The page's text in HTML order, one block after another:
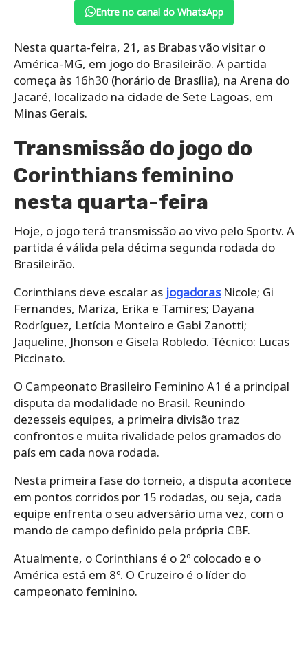
Entre no canal do WhatsApp
Nesta quarta-feira, 21, as Brabas vão visitar o
América-MG, em jogo do Brasileirão. A partida
começa às 16h30 (horário de Brasília), na Arena do
Jacaré, localizado na cidade de Sete Lagoas, em
Minas Gerais.
Transmissão do jogo do
Corinthians feminino
nesta quarta-feira
Hoje, o jogo terá transmissão ao vivo pelo Sportv. A
partida é válida pela décima segunda rodada do
Brasileirão.
Corinthians deve escalar as jogadorasNicole; Gi
Fernandes, Mariza, Erika e Tamires; Dayana
Rodríguez, Letícia Monteiro e Gabi Zanotti;
Jaqueline, Jhonson e Gisela Robledo. Técnico: Lucas
Piccinato.
O Campeonato Brasileiro Feminino A1 é a principal
disputa da modalidade no Brasil. Reunindo
dezesseis equipes, a primeira divisão traz
confrontos e muita rivalidade pelos gramados do
país em cada nova rodada.
Nesta primeira fase do torneio, a disputa acontece
em pontos corridos por 15 rodadas, ou seja, cada
equipe enfrenta o seu adversário uma vez, com o
mando de campo definido pela própria CBF.
Atualmente, o Corinthians é o 2º colocado e o
América está em 8º. O Cruzeiro é o líder do
campeonato feminino.